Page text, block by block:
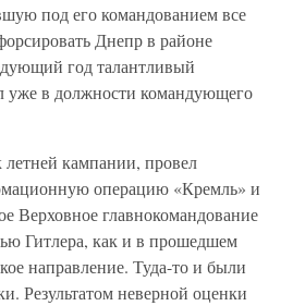
под его командованием все
Днепр в районе
год талантливый
уже в должности командующего
кампании, провел
операцию «Кремль» и
Верховное главнокомандование
Гитлера, как и в прошедшем
направление. Туда-то и были
Результатом неверной оценки